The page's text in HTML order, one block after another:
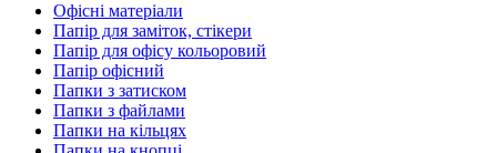
Офісні матеріали
Папір для заміток, стікери
Папір для офісу кольоровий
Папір офісний
Папки з затиском
Папки з файлами
Папки на кільцях